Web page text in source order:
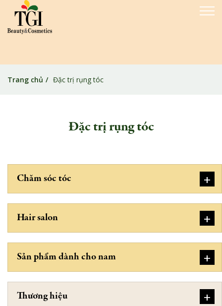
Trang chủ Đặc trị rụng tóc
Đặc trị rụng tóc
Chăm sóc tóc +
Hair salon +
Sản phẩm dành cho nam +
Thương hiệu +